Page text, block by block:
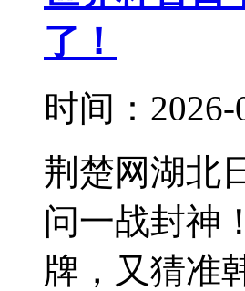
了！
时间：
荆楚网湖北
问一战封神
牌，又猜准